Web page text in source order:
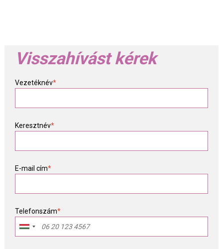
Visszahívást kérek
Vezetéknév*
Keresztnév*
E-mail cím*
Telefonszám*